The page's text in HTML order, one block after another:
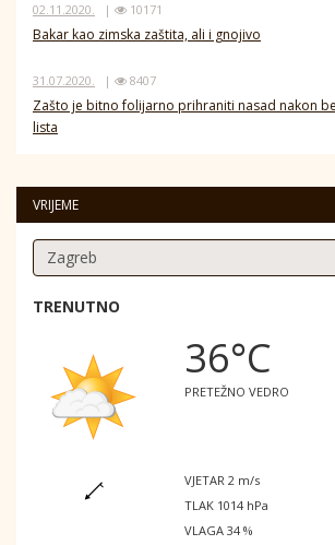
02.11.2020. | 10171
Bakar kao zimska zaštita, ali i gnojivo
31.07.2020. | 8407
Zašto je bitno folijarno prihraniti nasad nakon
lista
VRIJEME
TRENUTNO
36°C
PRETEŽNO VEDRO
VJETAR 2 m/s
TLAK 1014 hPa
VLAGA 34 %